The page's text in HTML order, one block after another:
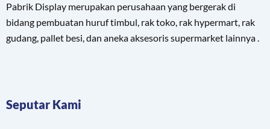
Pabrik Display merupakan perusahaan yang bergerak di
bidang pembuatan huruf timbul, rak toko, rak hypermart, rak
gudang, pallet besi, dan aneka aksesoris supermarket lainnya .
Seputar Kami